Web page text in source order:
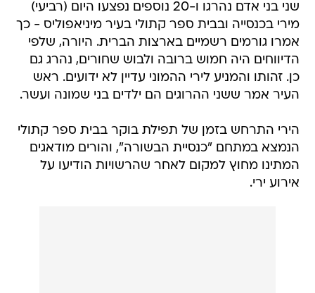
שני בני אדם נהרגו ו-20 נוספים נפצעו היום (רביעי)
מירי בכנסייה ובבית ספר קתולי בעיר מיניאפוליס - כך
אמרו גורמים רשמיים בארצות הברית. היורה, שלפי
הדיווחים היה חמוש ברובה ולבוש שחורים, נהרג גם
כן. זהותו והמניע לירי ההמוני עדיין לא ידועים. ראש
העיר אמר ששני ההרוגים הם ילדים בני שמונה ועשר.
הירי התרחש בזמן של תפילת בוקר בבית ספר קתולי
הנמצא במתחם "כנסיית הבשורה", והורים מודאגים
המתינו מחוץ למקום לאחר שהרשויות הודיעו על
אירוע ירי.